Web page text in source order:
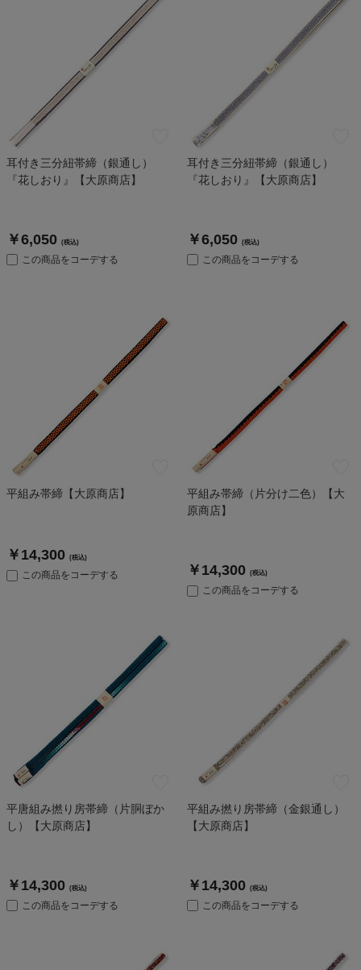
耳付き三分紐帯締（銀通し）
『花しおり』【大原商店】
￥6,050 (税込)
この商品をコーデする
耳付き三分紐帯締（銀通し）
『花しおり』【大原商店】
￥6,050 (税込)
この商品をコーデする
平組み帯締【大原商店】
￥14,300 (税込)
この商品をコーデする
平組み帯締（片分け二色）【大
原商店】
￥14,300 (税込)
この商品をコーデする
平唐組み撚り房帯締（片胴ぼか
し）【大原商店】
￥14,300 (税込)
この商品をコーデする
平組み撚り房帯締（金銀通し）
【大原商店】
￥14,300 (税込)
この商品をコーデする